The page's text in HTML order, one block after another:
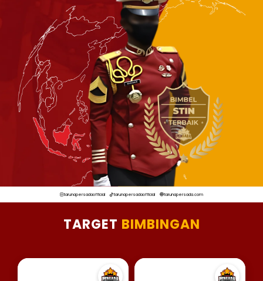
tarunapersadaofficial tarunapersadaofficial tarunapersada.com
TARGET BIMBINGAN